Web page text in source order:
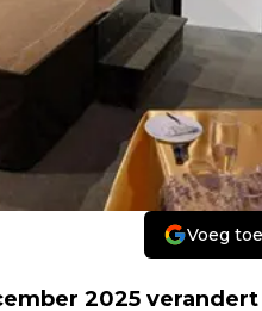
Voeg
2025